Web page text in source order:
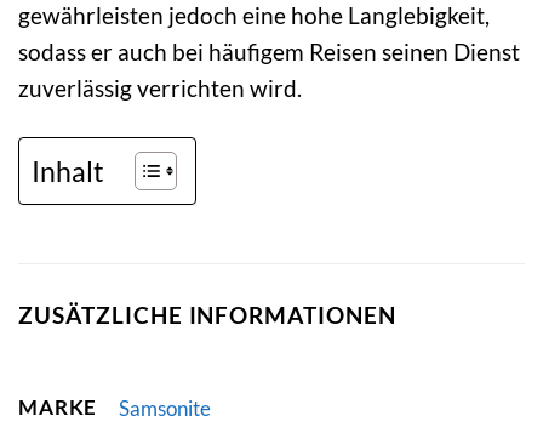
gewährleisten jedoch eine hohe Langlebigkeit,
sodass er auch bei häufigem Reisen seinen Dienst
zuverlässig verrichten wird.
Inhalt
ZUSÄTZLICHE INFORMATIONEN
MARKE Samsonite